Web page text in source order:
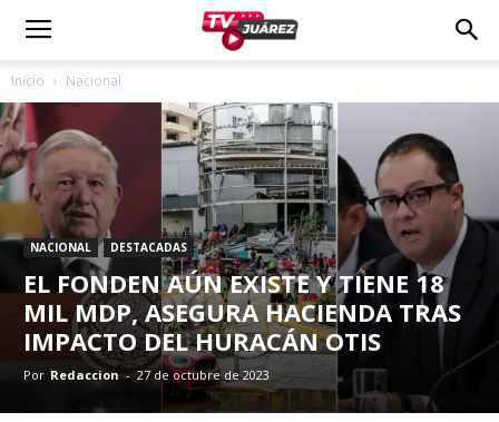
Inicio Nacional
NACIONAL DESTACADAS
EL FONDEN AÚN EXISTE Y TIENE 18
MIL MDP, ASEGURA HACIENDA TRAS
IMPACTO DEL HURACÁN OTIS
Por Redaccion - 27 de octubre de 2023